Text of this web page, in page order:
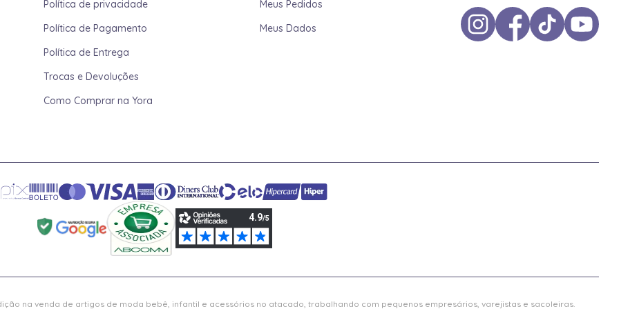
Política de privacidade
Política de Pagamento
Política de Entrega
Trocas e Devoluções
Como Comprar na Yora
Meus Pedidos
Meus Dados
na venda de artigos de moda bebê, infantil e acessórios no atacado, trabalhando com pequenos empresários, varejistas e sacoleiras.